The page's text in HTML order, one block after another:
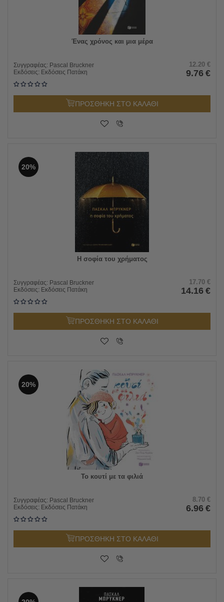
Ένας χρόνος και μια μέρα
Συγγραφέας: Pascal Bruckner
Εκδόσεις: Εκδόσεις Πατάκη
12.20 €
9.76 €
ΠΡΟΣΘΗΚΗ ΣΤΟ ΚΑΛΑΘΙ
20%
Η σοφία του χρήματος
Συγγραφέας: Pascal Bruckner
Εκδόσεις: Εκδόσεις Πατάκη
17.70 €
14.16 €
ΠΡΟΣΘΗΚΗ ΣΤΟ ΚΑΛΑΘΙ
20%
Το κουτί με τα φιλιά
Συγγραφέας: Pascal Bruckner
Εκδόσεις: Εκδόσεις Πατάκη
8.70 €
6.96 €
ΠΡΟΣΘΗΚΗ ΣΤΟ ΚΑΛΑΘΙ